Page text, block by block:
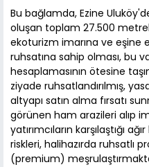
Bu bağlamda, Ezine
oluşan toplam 27.500
ekoturizm imarına ve eşine
ruhsatına sahip olması, bu
hesaplamasının ötesine
ziyade ruhsatlandırılmış,
altyapı satın alma fırsatı
görünen ham arazileri alıp
yatırımcıların karşılaştığı
riskleri, halihazırda ruhsatlı
(premium)